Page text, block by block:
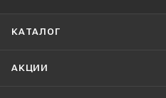
КАТАЛОГ
АКЦИИ